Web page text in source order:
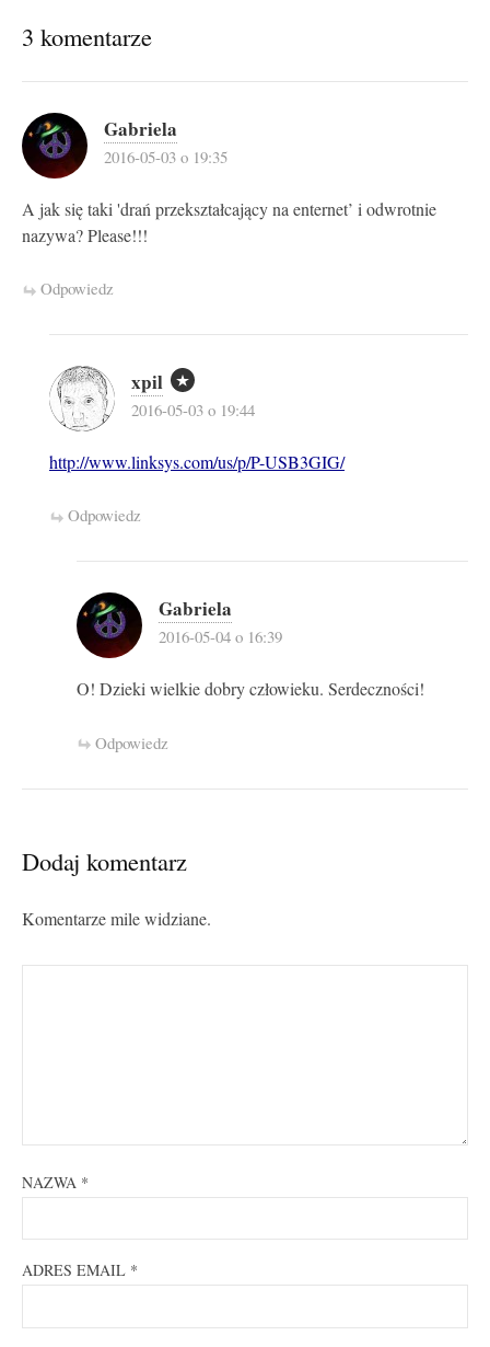
3 komentarze
Gabriela
2016-05-03 o 19:35
A jak się taki 'drań przekształcający na enternet’ i odwrotnie
nazywa? Please!!!
Odpowiedz
xpil
2016-05-03 o 19:44
http://www.linksys.com/us/p/P-USB3GIG/
Odpowiedz
Gabriela
2016-05-04 o 16:39
O! Dzieki wielkie dobry człowieku. Serdeczności!
Odpowiedz
Dodaj komentarz
Komentarze mile widziane.
NAZWA *
ADRES EMAIL *